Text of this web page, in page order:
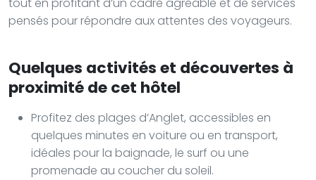
pensés pour répondre aux attentes des voyageurs.
Quelques activités et découvertes à
proximité de cet hôtel
Profitez des plages d’Anglet, accessibles en
quelques minutes en voiture ou en transport,
idéales pour la baignade, le surf ou une
promenade au coucher du soleil.